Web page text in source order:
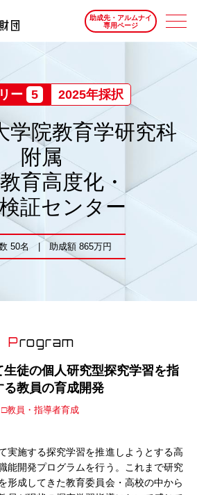
助成先・アルムナイ
専用ページ
ー 5 2025年採択
学院教育学研究科
附属
育高度化・
証センター
50名 | 助成額 865万円
Program
徒の個人研究型探究学習を指
る教員の育成開発
□教員・指導者育成
実施する探究学習を推進しようとする高
能開発プログラムを行う。これまで研究
形成してきた教育委員会・高校の中から